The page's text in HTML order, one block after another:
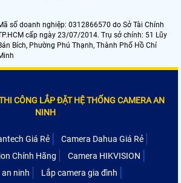
số doanh nghiệp: 0312866570 do Sở Tài Chính
cấp ngày 23/07/2014. Trụ sở chính: 51 Lũy
Bích, Phường Phú Thạnh, Thành Phố Hồ Chí
CÔNG LẮP ĐẶT HỆ THỐNG CAMERA AN
NINH
Giá Rẻ
Camera Dahua Giá Rẻ
Chính Hãng
Camera HIKVISION
ninh
Lắp camera gia đình